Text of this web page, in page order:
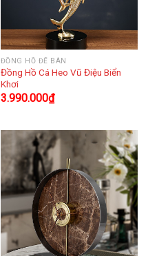
ĐỒNG HỒ ĐỂ BÀN
Đồng Hồ Cá Heo Vũ Điệu Biển
Khơi
3.990.000₫